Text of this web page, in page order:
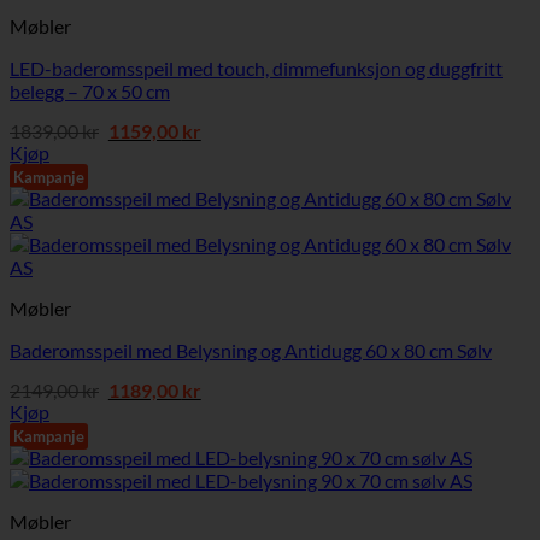
Møbler
LED-baderomsspeil med touch, dimmefunksjon og duggfritt
belegg – 70 x 50 cm
1839,00kr Opprinnelig
pris
1839,00 kr.
1159,00 krNåværende
pris
1159,00 kr.
Kjøp
Kampanje
Møbler
Baderomsspeil med Belysning og Antidugg 60 x 80 cm Sølv
2149,00kr Opprinnelig
pris
2149,00 kr.
1189,00 krNåværende
pris
1189,00 kr.
Kjøp
Kampanje
Møbler